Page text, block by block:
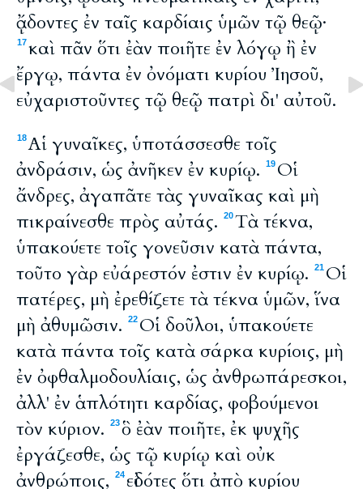
ᾄδοντες ἐν ταῖς καρδίαις ὑμῶν τῷ θεῷ·
17καὶ πᾶν ὅτι ἐὰν ποιῆτε ἐν λόγῳ ἢ ἐν
ἔργῳ, πάντα ἐν ὀνόματι κυρίου Ἰησοῦ,
εὐχαριστοῦντες τῷ θεῷ πατρὶ δι' αὐτοῦ.
18Αἱ γυναῖκες, ὑποτάσσεσθε τοῖς
ἀνδράσιν, ὡς ἀνῆκεν ἐν κυρίῳ.
19 Οἱ
ἄνδρες, ἀγαπᾶτε τὰς γυναῖκας καὶ μὴ
πικραίνεσθε πρὸς αὐτάς.
20Τὰ τέκνα,
ὑπακούετε τοῖς γονεῦσιν κατὰ πάντα,
τοῦτο γὰρ εὐάρεστόν ἐστιν ἐν κυρίῳ.
21 Οἱ
πατέρες, μὴ ἐρεθίζετε τὰ τέκνα ὑμῶν, ἵνα
μὴ ἀθυμῶσιν.
22 Οἱ δοῦλοι, ὑπακούετε
κατὰ πάντα τοῖς κατὰ σάρκα κυρίοις, μὴ
ἐν ὀφθαλμοδουλίαις, ὡς ἀνθρωπάρεσκοι,
ἀλλ' ἐν ἁπλότητι καρδίας, φοβούμενοι
τὸν κύριον.
23ὃ ἐὰν ποιῆτε, ἐκ ψυχῆς
ἐργάζεσθε, ὡς τῷ κυρίῳ καὶ οὐκ
ἀνθρώποις,
24 εἰδότες ὅτι ἀπὸ κυρίου